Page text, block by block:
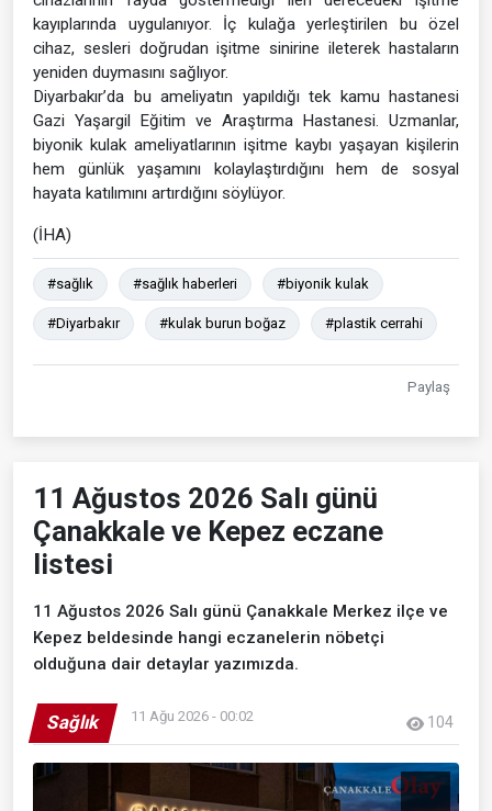
kayıplarında uygulanıyor. İç kulağa yerleştirilen bu özel
cihaz, sesleri doğrudan işitme sinirine ileterek hastaların
yeniden duymasını sağlıyor.
Diyarbakır’da bu ameliyatın yapıldığı tek kamu hastanesi
Gazi Yaşargil Eğitim ve Araştırma Hastanesi. Uzmanlar,
biyonik kulak ameliyatlarının işitme kaybı yaşayan kişilerin
hem günlük yaşamını kolaylaştırdığını hem de sosyal
hayata katılımını artırdığını söylüyor.
(İHA)
#sağlık #sağlık haberleri #biyonik kulak
#Diyarbakır #kulak burun boğaz #plastik cerrahi
Paylaş
11 Ağustos 2026 Salı günü
Çanakkale ve Kepez eczane
listesi
11 Ağustos 2026 Salı günü Çanakkale Merkez ilçe ve
Kepez beldesinde hangi eczanelerin nöbetçi
olduğuna dair detaylar yazımızda.
Sağlık 11 Ağu 2026 - 00:02 104